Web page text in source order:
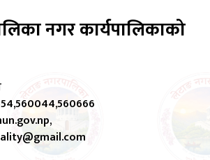
नगर कार्यपालिकाको